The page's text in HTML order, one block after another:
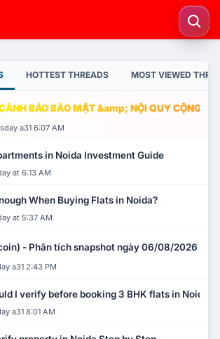
HOTTEST THREADS MOST VIEWED
BÁO BẢO MẬT &amp; NỘI QUY CỘNG
a31 6:07 AM
in Noida Investment Guide
at 6:13 AM
When Buying Flats in Noida?
at 5:37 AM
- Phân tích snapshot ngày 06/08/2026
a31 2:43 PM
I verify before booking 3 BHK flats in Noida?
a31 8:01 AM